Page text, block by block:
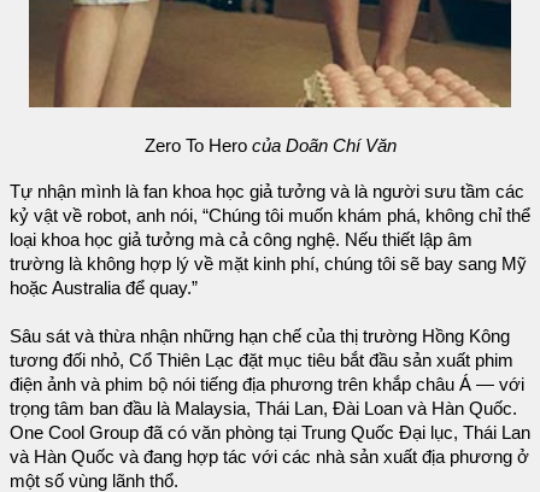
Zero To Herocủa Doãn Chí Văn
Tự nhận mình là fan khoa học giả tưởng và là người sưu tầm các
kỷ vật về robot, anh nói, “Chúng tôi muốn khám phá, không chỉ thể
loại khoa học giả tưởng mà cả công nghệ. Nếu thiết lập âm
trường là không hợp lý về mặt kinh phí, chúng tôi sẽ bay sang Mỹ
hoặc Australia để quay.”
Sâu sát và thừa nhận những hạn chế của thị trường Hồng Kông
tương đối nhỏ, Cổ Thiên Lạc đặt mục tiêu bắt đầu sản xuất phim
điện ảnh và phim bộ nói tiếng địa phương trên khắp châu Á — với
trọng tâm ban đầu là Malaysia, Thái Lan, Đài Loan và Hàn Quốc.
One Cool Group đã có văn phòng tại Trung Quốc Đại lục, Thái Lan
và Hàn Quốc và đang hợp tác với các nhà sản xuất địa phương ở
một số vùng lãnh thổ.